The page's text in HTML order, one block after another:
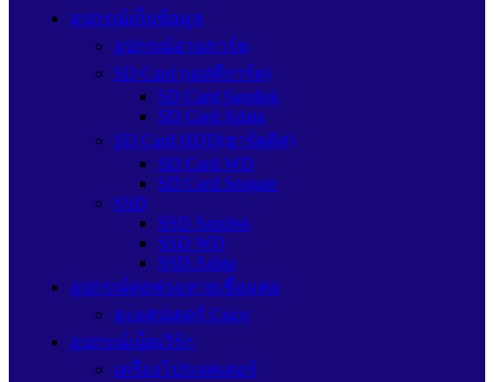
อุปกรณ์เก็บข้อมูล
อุปกรณ์อ่านการ์ด
SD Card (เอสดีการ์ด)
SD Card Sandisk
SD Card Adata
SD Card HDD(ฮาร์ดดิส)
SD Card WD
SD Card Seagate
SSD
SSD Sandisk
SSD WD
SSD Adata
อุปกรณ์ต่อพ่วง/สายเชื่อมต่อ
อะแดปเตอร์ Cisco
อุปกรณ์เน็ตเวิร์ก
เครื่องโปรเจคเตอร์